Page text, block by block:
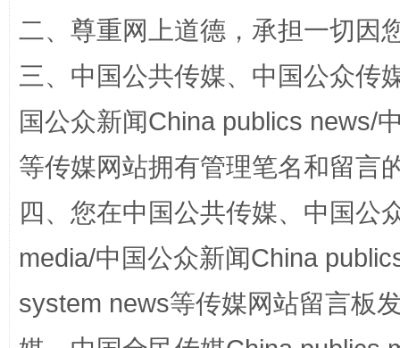
阿坝州三大球赛在茂县开幕 规模
国家大学科技园优化重塑工作
二、尊重网上道德，承担一切因
三、中国公共传媒、中国公众传
国公众新闻China publics news/
等传媒网站拥有管理笔名和留言
四、您在中国公共传媒、中国公
media/中国公众新闻China
system news等传媒网站留言板